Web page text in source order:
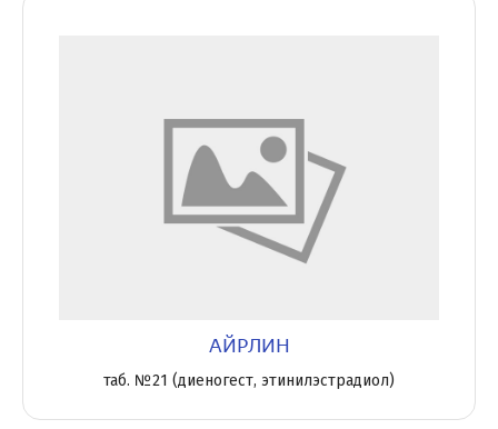
АЙРЛИН
таб. №21 (диеногест, этинилэстрадиол)